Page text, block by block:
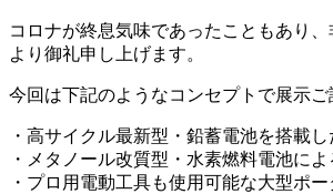
コロナが終息気味であったこともあり
より御礼申し上げます。
今回は下記のようなコンセプトで展示ご
・高サイクル最新型・鉛蓄電池を搭載
・メタノール改質型・水素燃料電池に
・プロ用電動工具も使用可能な大型ポ